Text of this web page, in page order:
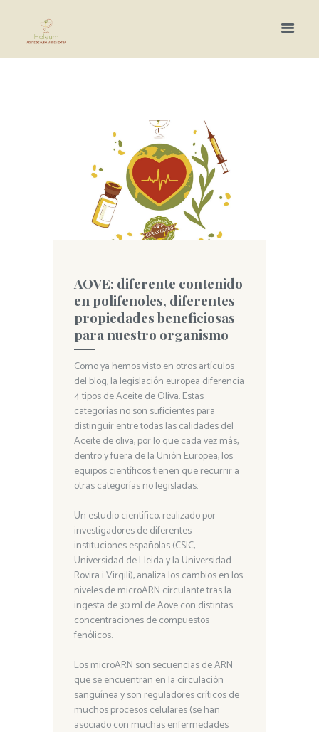
AOVE: diferente contenido
en polifenoles, diferentes
propiedades beneficiosas
para nuestro organismo
Como ya hemos visto en otros artículos
del blog, la legislación europea diferencia
4 tipos de Aceite de Oliva. Estas
categorías no son suficientes para
distinguir entre todas las calidades del
Aceite de oliva, por lo que cada vez más,
dentro y fuera de la Unión Europea, los
equipos científicos tienen que recurrir a
otras categorías no legisladas.
Un estudio científico, realizado por
investigadores de diferentes
instituciones españolas (CSIC,
Universidad de Lleida y la Universidad
Rovira i Virgili), analiza los cambios en los
niveles de microARN circulante tras la
ingesta de 30 ml de Aove con distintas
concentraciones de compuestos
fenólicos.
Los microARN son secuencias de ARN
que se encuentran en la circulación
sanguínea y son reguladores críticos de
muchos procesos celulares (se han
asociado con muchas enfermedades